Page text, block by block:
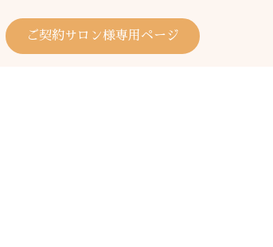
ご契約サロン様専用ページ